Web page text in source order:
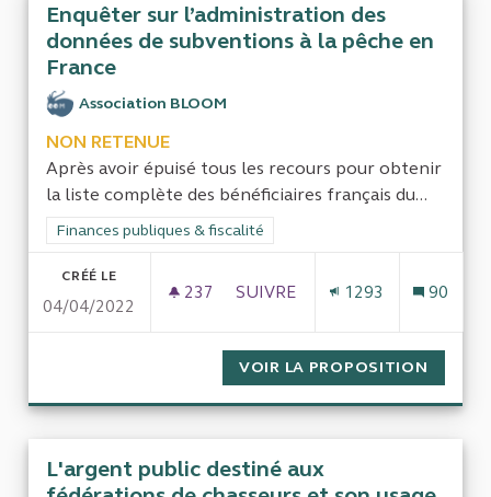
Enquêter sur l’administration des
données de subventions à la pêche en
France
Association BLOOM
NON RETENUE
Après avoir épuisé tous les recours pour obtenir
la liste complète des bénéficiaires français du...
Filtrer les résultats de la catégorie : Finances publiques &
Finances publiques & fiscalité
CRÉÉ LE
04/04/2022
237 237 ABONNÉS
SUIVRE
1293 90
VOIR LA PROPOSITION
L'argent public destiné aux